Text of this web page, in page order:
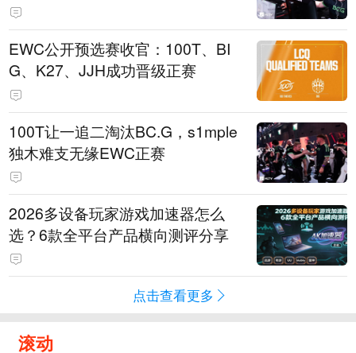
EWC公开预选赛收官：100T、BI
G、K27、JJH成功晋级正赛
100T让一追二淘汰BC.G，s1mple
独木难支无缘EWC正赛
2026多设备玩家游戏加速器怎么
选？6款全平台产品横向测评分享
点击查看更多
滚动